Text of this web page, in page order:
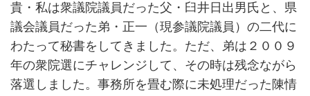
貴・私は衆議院議員だった父・臼井日出男氏と、県
議会議員だった弟・正一（現参議院議員）の二代に
わたって秘書をしてきました。ただ、弟は２００９
年の衆院選にチャレンジして、その時は残念ながら
落選しました。事務所を畳む際に未処理だった陳情